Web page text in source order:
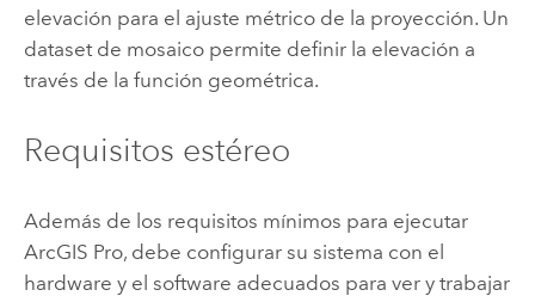
elevación para el ajuste métrico de la proyección. Un
dataset de mosaico permite definir la elevación a
través de la función geométrica.
Requisitos estéreo
Además de los requisitos mínimos para ejecutar
ArcGIS Pro, debe configurar su sistema con el
hardware y el software adecuados para ver y trabajar